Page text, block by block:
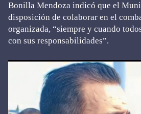
Bonilla Mendoza indicó que el
disposición de colaborar en el
organizada, “siempre y cuando
con sus responsabilidades”.